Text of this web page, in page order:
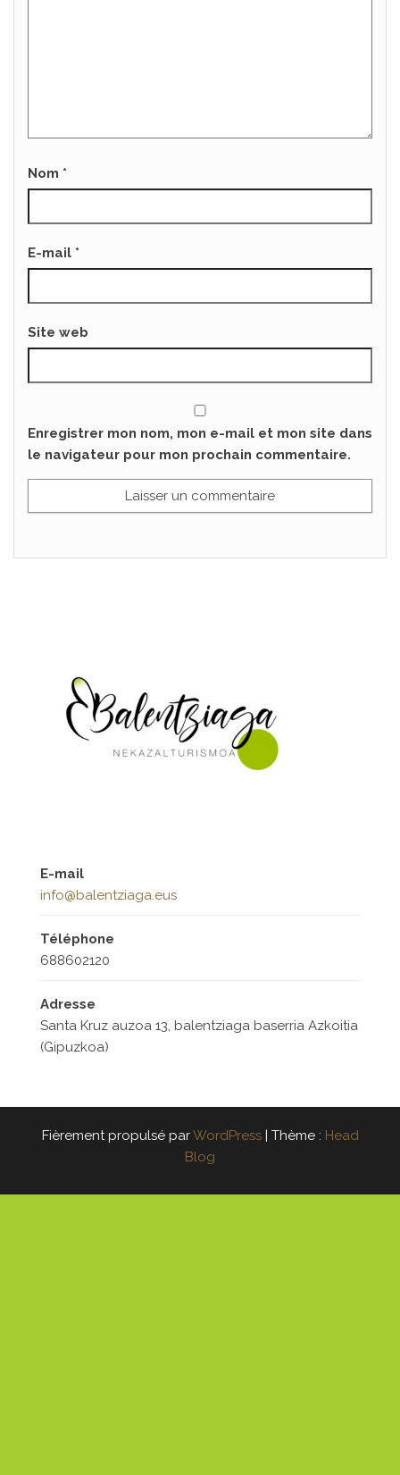
Nom *
E-mail *
Site web
Enregistrer mon nom, mon e-mail et mon site dans
le navigateur pour mon prochain commentaire.
E-mail
info@balentziaga.eus
Téléphone
688602120
Adresse
Santa Kruz auzoa 13, balentziaga baserria Azkoitia
(Gipuzkoa)
Fièrement propulsé parWordPress | Thème : Head
Blog